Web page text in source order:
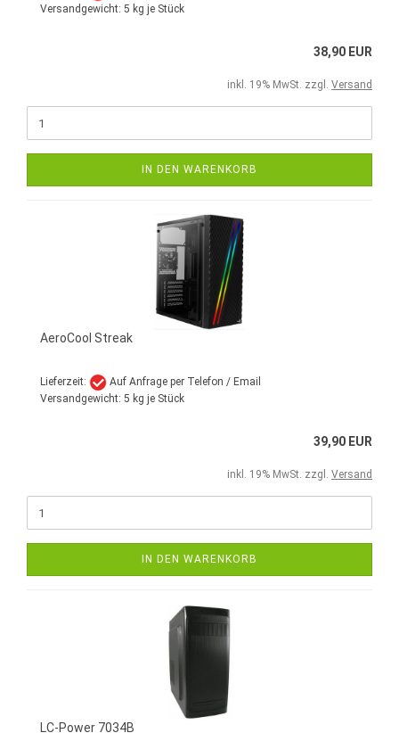
Versandgewicht: 5 kg je Stück
38,90 EUR
inkl. 19% MwSt. zzgl. Versand
IN DEN WARENKORB
AeroCool Streak
Lieferzeit:
Auf Anfrage per Telefon / Email
Versandgewicht: 5 kg je Stück
39,90 EUR
inkl. 19% MwSt. zzgl. Versand
IN DEN WARENKORB
LC-Power 7034B